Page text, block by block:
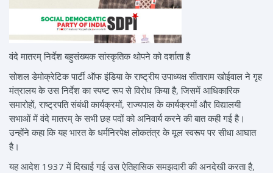
वंदे मातरम् निर्देश बहुसंख्यक सांस्कृतिक थोपने को दर्शाता है
सोशल डेमोक्रेटिक पार्टी ऑफ इंडिया के राष्ट्रीय उपाध्यक्ष सीताराम खोईवाल ने गृह
मंत्रालय के उस निर्देश का स्पष्ट रूप से विरोध किया है, जिसमें आधिकारिक
समारोहों, राष्ट्रपति संबंधी कार्यक्रमों, राज्यपाल के कार्यक्रमों और विद्यालयी
सभाओं में वंदे मातरम् के सभी छह पदों को अनिवार्य करने की बात कही गई है।
उन्होंने कहा कि यह भारत के धर्मनिरपेक्ष लोकतंत्र के मूल स्वरूप पर सीधा आघात
है।
यह आदेश 1937 में दिखाई गई उस ऐतिहासिक समझदारी की अनदेखी करता है,